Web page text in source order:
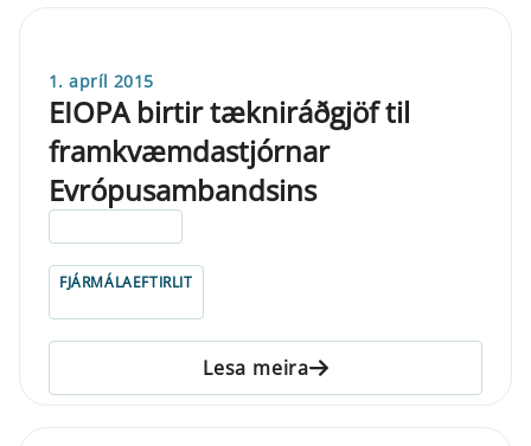
1. apríl 2015
EIOPA birtir tækniráðgjöf til
framkvæmdastjórnar
Evrópusambandsins
FJÁRMÁLAEFTIRLIT
Lesa meira